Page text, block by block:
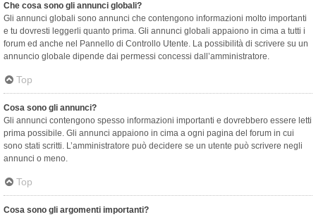
Che cosa sono gli annunci globali?
Gli annunci globali sono annunci che contengono informazioni molto importanti
e tu dovresti leggerli quanto prima. Gli annunci globali appaiono in cima a tutti i
forum ed anche nel Pannello di Controllo Utente. La possibilità di scrivere su un
annuncio globale dipende dai permessi concessi dall’amministratore.
Top
Cosa sono gli annunci?
Gli annunci contengono spesso informazioni importanti e dovrebbero essere letti
prima possibile. Gli annunci appaiono in cima a ogni pagina del forum in cui
sono stati scritti. L’amministratore può decidere se un utente può scrivere negli
annunci o meno.
Top
Cosa sono gli argomenti importanti?